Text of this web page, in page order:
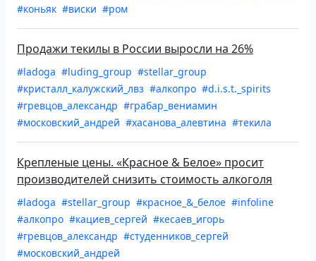
#коньяк #виски #ром
Продажи текилы в России выросли на 26%
#ladoga #luding_group #stellar_group
#кристалл_калужский_лвз #алкопро #d.i.s.t._spirits
#гревцов_александр #грабар_вениамин
#московский_андрей #хасанова_алевтина #текила
Крепленые цены. «Красное & Белое» просит
производителей снизить стоимость алкоголя
#ladoga #stellar_group #красное_&_белое #infoline
#алкопро #кациев_сергей #кесаев_игорь
#гревцов_александр #студенников_сергей
#московский_андрей